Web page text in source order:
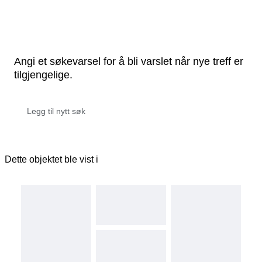
Angi et søkevarsel for å bli varslet når nye treff er
tilgjengelige.
Dette objektet ble vist i